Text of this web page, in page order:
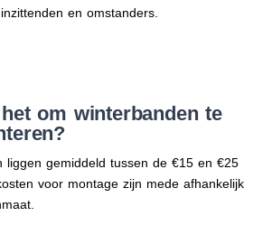
en omstanders.
om winterbanden te
liggen gemiddeld tussen de €15 en €25
voor montage zijn mede afhankelijk